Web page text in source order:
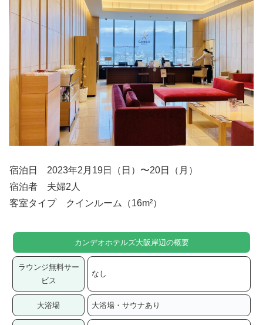
宿泊日 2023年2月19日（日）〜20日（月）
宿泊者 夫婦2人
客室タイプ クインルーム（16m²）
カンデオホテルズ大阪岸辺の概要
ラウンジ無料サー
ビス
なし
大浴場 大浴場・サウナあり